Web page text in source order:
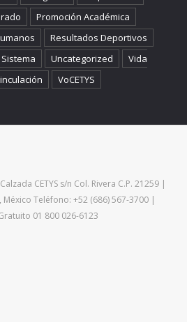
Promoción Académica
Resultados Deportivos
Sistema Uncategorized
Vida
VoCETYS
CETYS s/n Col. Rivera C.P. 21259 |
Teléfono: +52 (686) 567-3700 |
01 800 026-6123